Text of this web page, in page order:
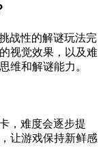
战性的解谜玩法完
视觉效果，以及难
维和解谜能力。
，难度会逐步提
让游戏保持新鲜感